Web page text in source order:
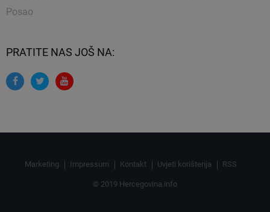
Posao
PRATITE NAS JOŠ NA:
Marketing Impressum Kontakt Uvjeti korištenja RSS
© 2019 Hercegovina.info